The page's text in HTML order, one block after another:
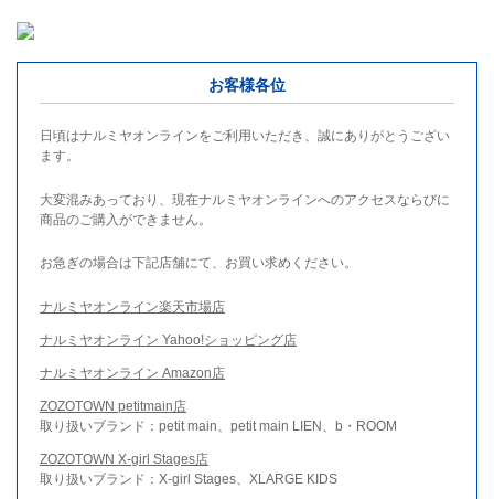
お客様各位
日頃はナルミヤオンラインをご利用いただき、誠にありがとうござい
ます。
大変混みあっており、現在ナルミヤオンラインへのアクセスならびに
商品のご購入ができません。
お急ぎの場合は下記店舗にて、お買い求めください。
ナルミヤオンライン楽天市場店
ナルミヤオンライン Yahoo!ショッピング店
ナルミヤオンライン Amazon店
ZOZOTOWN petitmain店
取り扱いブランド：petit main、petit main LIEN、b・ROOM
ZOZOTOWN X-girl Stages店
取り扱いブランド：X-girl Stages、XLARGE KIDS